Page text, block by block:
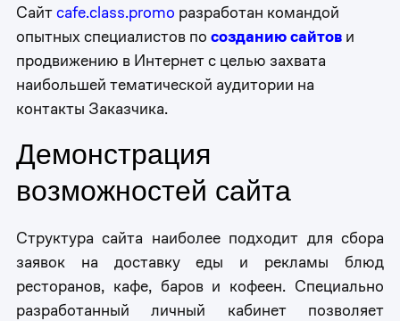
Сайтcafe.class.promo разработан командой
опытных специалистов по созданию сайтов и
продвижению в Интернет с целью захвата
наибольшей тематической аудитории на
контакты Заказчика.
Демонстрация
возможностей сайта
Структура сайта наиболее подходит для сбора
заявок на доставку еды и рекламы блюд
ресторанов, кафе, баров и кофеен. Специально
разработанный личный кабинет позволяет